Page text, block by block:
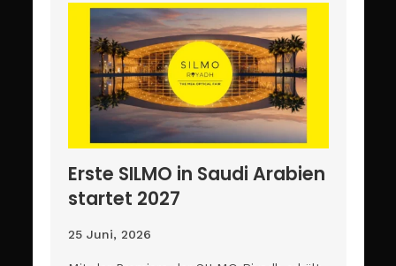
Erste SILMO in Saudi Arabien
startet 2027
25 Juni, 2026